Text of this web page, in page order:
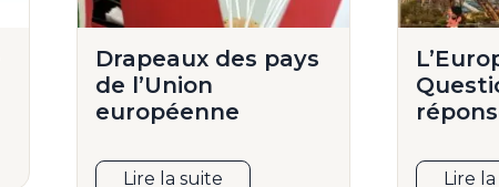
Drapeaux des pays
de l’Union
européenne
Lire la suite Lire